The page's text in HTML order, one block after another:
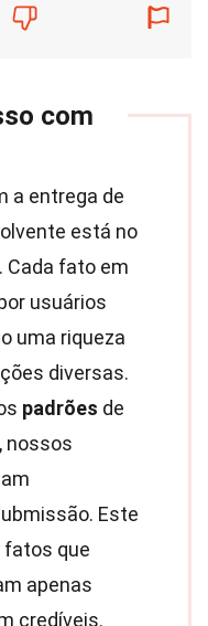
com
a entrega de
está no
Cada fato em
usuários
uma riqueza
diversas.
padrões de
nossos
Este
fatos que
apenas
credíveis.